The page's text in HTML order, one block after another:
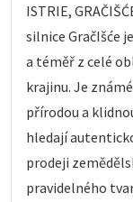
ISTRIE,
silnice GračIšće
a téměř z celé
krajinu. Je
přírodou a
hledají
prodeji
pravidelného